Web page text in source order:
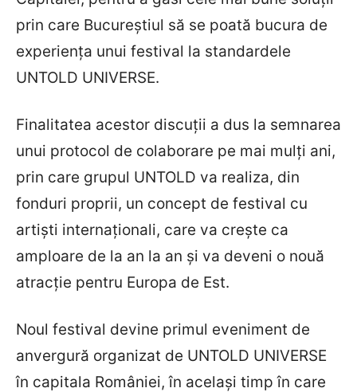
prin care Bucureștiul să se poată bucura de
experiența unui festival la standardele
UNTOLD UNIVERSE.
Finalitatea acestor discuții a dus la semnarea
unui protocol de colaborare pe mai mulți ani,
prin care grupul UNTOLD va realiza, din
fonduri proprii, un concept de festival cu
artiști internaționali, care va crește ca
amploare de la an la an și va deveni o nouă
atracție pentru Europa de Est.
Noul festival devine primul eveniment de
anvergură organizat de UNTOLD UNIVERSE
în capitala României, în același timp în care